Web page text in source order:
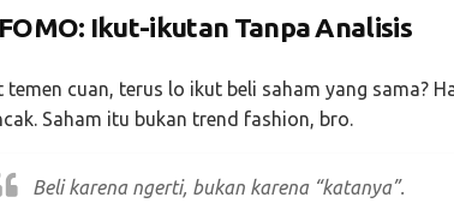
FOMO: Ikut-ikutan Tanpa Analisis
temen cuan, terus lo ikut beli saham yang sama?
Saham itu bukan trend fashion, bro.
Beli karena ngerti, bukan karena “katanya”.